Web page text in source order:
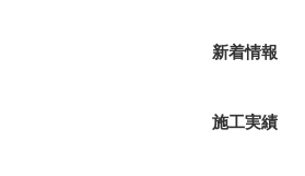
新着情報
施工実績